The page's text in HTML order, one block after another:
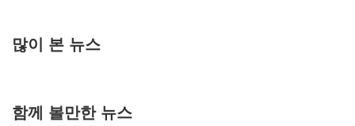
많이 본 뉴스
함께 볼만한 뉴스